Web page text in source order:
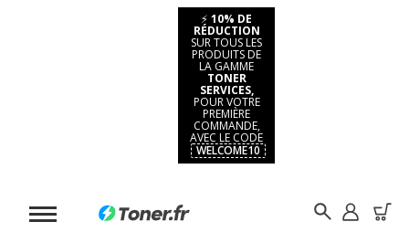
⚡ 10% DE
RÉDUCTION
SUR TOUS LES
PRODUITS DE
LA GAMME
TONER
SERVICES,
POUR VOTRE
PREMIÈRE
COMMANDE,
AVEC LE CODE
WELCOME10